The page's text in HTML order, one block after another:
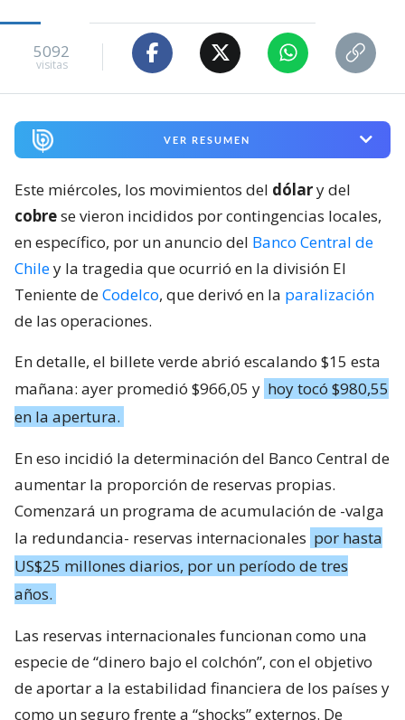
5092
visitas
VER RESUMEN
Este miércoles, los movimientos del dólary del
cobrese vieron incididos por contingencias locales,
en específico, por un anuncio del Banco Central de
Chiley la tragedia que ocurrió en la división El
Teniente deCodelco, que derivó en la paralización
de las operaciones.
En detalle, el billete verde abrió escalando $15 esta
mañana: ayer promedió $966,05 y hoy tocó $980,55
en la apertura.
En eso incidió la determinación del Banco Central de
aumentar la proporción de reservas propias.
Comenzará un programa de acumulación de -valga
la redundancia- reservas internacionales por hasta
US$25 millones diarios, por un período de tres
años.
Las reservas internacionales funcionan como una
especie de “dinero bajo el colchón”, con el objetivo
de aportar a la estabilidad financiera de los países y
como un seguro frente a “shocks” externos. De